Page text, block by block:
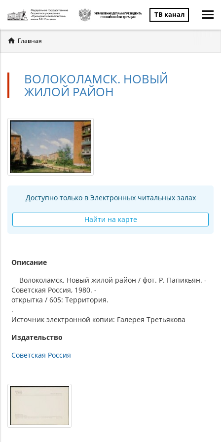
ТВ канал
Вы
здесь
Главная
ВОЛОКОЛАМСК. НОВЫЙ
ЖИЛОЙ РАЙОН
Доступно только в Электронных читальных залах
Найти на карте
Описание
Волоколамск. Новый жилой район / фот. Р. Папикьян. -
Советская Россия, 1980. -
открытка / 605: Территория.
.
Источник электронной копии: Галерея Третьякова
Издательство
Советская Россия